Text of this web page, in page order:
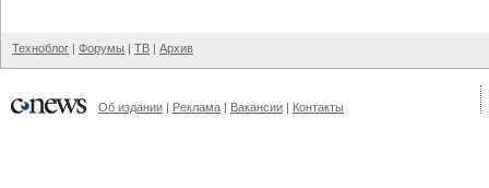
Техноблог | Форумы | ТВ | Архив
Об издании | Реклама | Вакансии | Контакты